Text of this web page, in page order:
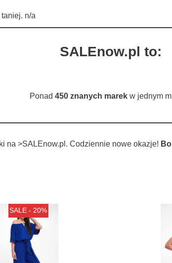
n/a
SALEnow.pl to:
Ponad 450 znanych marekw jednym
na >SALEnow.pl. Codziennie nowe okazje!
SALE - 20%